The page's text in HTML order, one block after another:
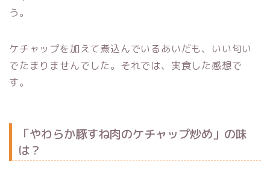
う。
ケチャップを加えて煮込んでいるあいだも、いい匂い
でたまりませんでした。それでは、実食した感想で
す。
「やわらか豚すね肉のケチャップ炒め」の味
は？